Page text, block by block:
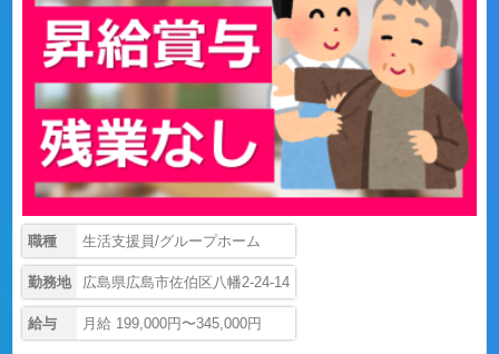
職種 生活支援員/グループホーム
勤務地 広島県広島市佐伯区八幡2-24-14
給与 月給 199,000円〜345,000円